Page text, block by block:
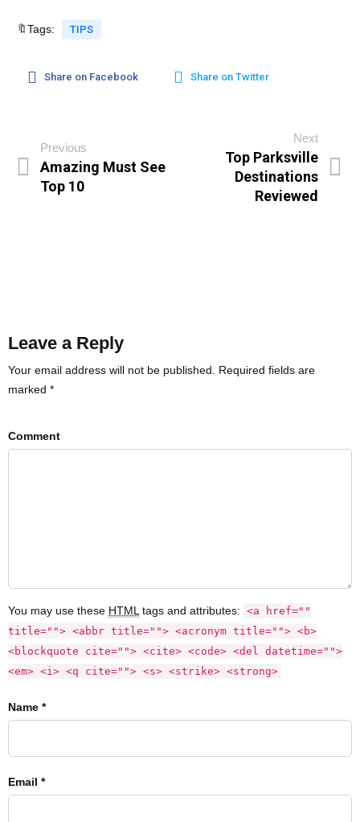
🔖Tags: TIPS
Share on Facebook Share on Twitter
Previous
Amazing Must See
Top 10
Next
Top Parksville
Destinations
Reviewed
Leave a Reply
Your email address will not be published. Required fields are
marked *
Comment
You may use these HTML tags and attributes: <a href=""
title=""> <abbr title=""> <acronym title=""> <b>
<blockquote cite=""> <cite> <code> <del datetime="">
<em> <i> <q cite=""> <s> <strike> <strong>
Name *
Email *